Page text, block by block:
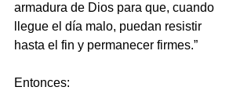
armadura de Dios para que, cuando
llegue el día malo, puedan resistir
hasta el fin y permanecer firmes.”
Entonces: